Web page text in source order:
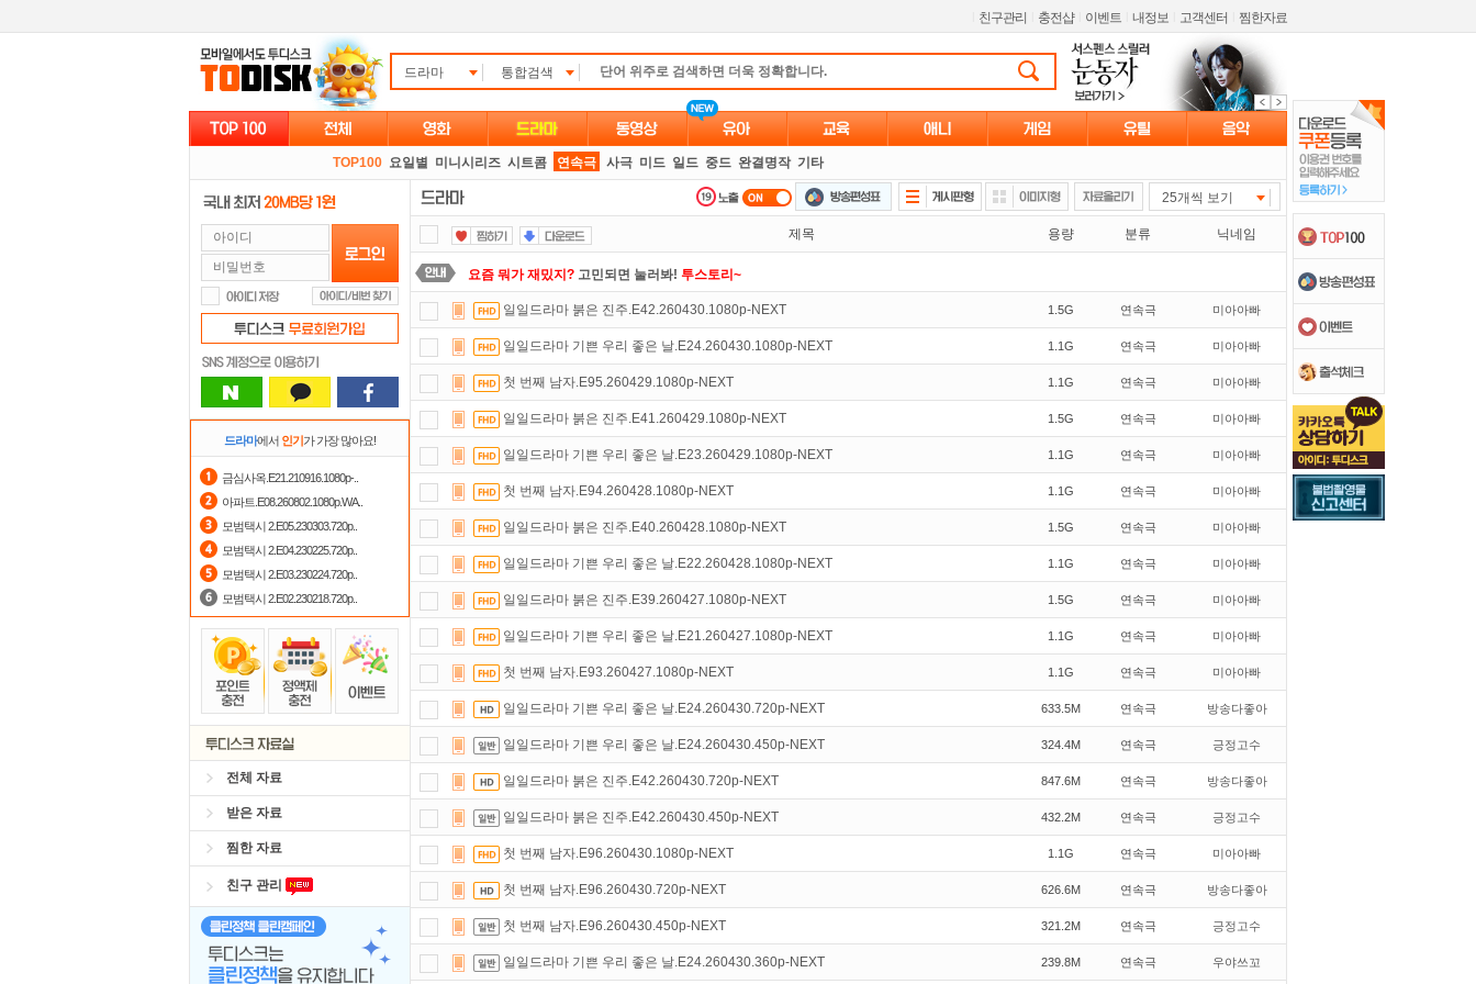
친구관리 충전샵 이벤트 내정보 고객센터 찜한자료
드라마 통합검색
TOP100 요일별 미니시리즈 시트콤 연속극 사극 미드 일드 중드 완결명작 기타
드라마에서 인기가 가장 많아요!
금심사옥.E21.210916.1080p-..
아파트.E08.260802.1080p.WA..
모범택시 2.E05.230303.720p..
모범택시 2.E04.230225.720p..
모범택시 2.E03.230224.720p..
모범택시 2.E02.230218.720p..
전체 자료
받은 자료
찜한 자료
친구 관리
25개씩 보기
제목 용량 분류 닉네임
요즘 뭐가 재밌지? 고민되면 눌러봐! 투스토리~
숨어있는 카드 마일리지 조회하고100% 무료충전!
스마트TV로 투디스크 영화,드라마,예능 보자!
출석체크 이벤트! 매일매일
자녀보호기능으로 가족과 함께 투디스크를 이용하세요~
포인트할인쿠폰 사용방법안내
댓글만 잘써도무료 포인트를 드립니다!
일일드라마 붉은 진주.E42.260430.1080p-NEXT 1.5G 연속극 미아아빠
일일드라마 기쁜 우리 좋은 날.E24.260430.1080p-NEXT 1.1G 연속극 미아아빠
첫 번째 남자.E95.260429.1080p-NEXT 1.1G 연속극 미아아빠
일일드라마 붉은 진주.E41.260429.1080p-NEXT 1.5G 연속극 미아아빠
일일드라마 기쁜 우리 좋은 날.E23.260429.1080p-NEXT 1.1G 연속극 미아아빠
첫 번째 남자.E94.260428.1080p-NEXT 1.1G 연속극 미아아빠
일일드라마 붉은 진주.E40.260428.1080p-NEXT 1.5G 연속극 미아아빠
일일드라마 기쁜 우리 좋은 날.E22.260428.1080p-NEXT 1.1G 연속극 미아아빠
일일드라마 붉은 진주.E39.260427.1080p-NEXT 1.5G 연속극 미아아빠
일일드라마 기쁜 우리 좋은 날.E21.260427.1080p-NEXT 1.1G 연속극 미아아빠
첫 번째 남자.E93.260427.1080p-NEXT 1.1G 연속극 미아아빠
일일드라마 기쁜 우리 좋은 날.E24.260430.720p-NEXT 633.5M 연속극 방송다좋아
일일드라마 기쁜 우리 좋은 날.E24.260430.450p-NEXT 324.4M 연속극 긍정고수
일일드라마 붉은 진주.E42.260430.720p-NEXT 847.6M 연속극 방송다좋아
일일드라마 붉은 진주.E42.260430.450p-NEXT 432.2M 연속극 긍정고수
첫 번째 남자.E96.260430.1080p-NEXT 1.1G 연속극 미아아빠
첫 번째 남자.E96.260430.720p-NEXT 626.6M 연속극 방송다좋아
첫 번째 남자.E96.260430.450p-NEXT 321.2M 연속극 긍정고수
일일드라마 기쁜 우리 좋은 날.E24.260430.360p-NEXT 239.8M 연속극 우야쓰꼬